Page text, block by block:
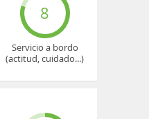
8
Servicio a bordo
(actitud, cuidado...)